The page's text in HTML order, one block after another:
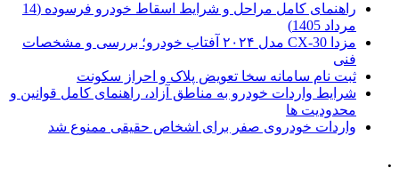
راهنمای کامل مراحل و شرایط اسقاط خودرو فرسوده (14
مرداد 1405)
مزدا CX-30 مدل ۲۰۲۴ آفتاب خودرو؛ بررسی و مشخصات
فنی
ثبت نام سامانه سخا تعویض پلاک و احراز سکونت
شرایط واردات خودرو به مناطق آزاد، راهنمای کامل قوانین و
محدودیت ها
واردات خودروی صفر برای اشخاص حقیقی ممنوع شد
.